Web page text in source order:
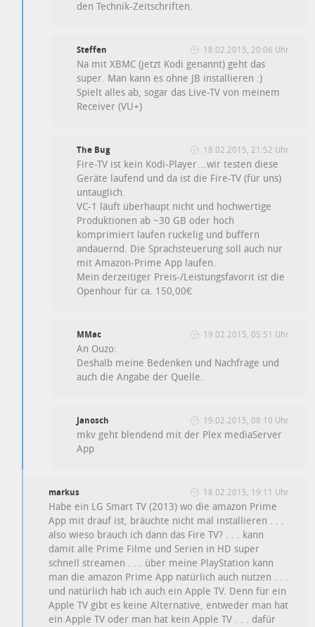
den Technik-Zeitschriften.
Steffen 18.02.2015, 20:06 Uhr
Na mit XBMC (jetzt Kodi genannt) geht das
super. Man kann es ohne JB installieren :)
Spielt alles ab, sogar das Live-TV von meinem
Receiver (VU+)
The Bug 18.02.2015, 21:52 Uhr
Fire-TV ist kein Kodi-Player…wir testen diese
Geräte laufend und da ist die Fire-TV (für uns)
untauglich.
VC-1 läuft überhaupt nicht und hochwertige
Produktionen ab ~30 GB oder hoch
komprimiert laufen ruckelig und buffern
andauernd. Die Sprachsteuerung soll auch nur
mit Amazon-Prime App laufen.
Mein derzeitiger Preis-/Leistungsfavorit ist die
Openhour für ca. 150,00€
MMac 19.02.2015, 05:51 Uhr
An Ouzo:
Deshalb meine Bedenken und Nachfrage und
auch die Angabe der Quelle.
Janosch 19.02.2015, 08:10 Uhr
mkv geht blendend mit der Plex mediaServer
App
markus 18.02.2015, 19:11 Uhr
Habe ein LG Smart TV (2013) wo die amazon Prime
App mit drauf ist, bräuchte nicht mal installieren . . .
also wieso brauch ich dann das Fire TV? . . . kann
damit alle Prime Filme und Serien in HD super
schnell streamen . . . über meine PlayStation kann
man die amazon Prime App natürlich auch nutzen . . .
und natürlich hab ich auch ein Apple TV. Denn für ein
Apple TV gibt es keine Alternative, entweder man hat
ein Apple TV oder man hat kein Apple TV . . . dafür